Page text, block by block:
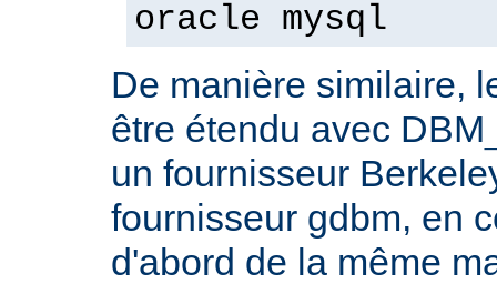
oracle mysql
De manière similaire,
être étendu avec
un fournisseur
fournisseur gdbm, en
d'abord de la même